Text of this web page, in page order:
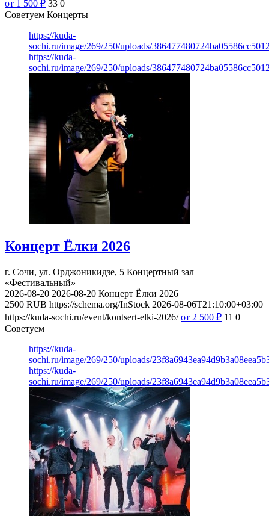
от 1 500 ₽ 33 0
Советуем Концерты
https://kuda-
sochi.ru/image/269/250/uploads/
https://kuda-
sochi.ru/image/269/250/uploads/
Концерт Ёлки 2026
г. Сочи, ул. Орджоникидзе, 5 Концертный зал
«Фестивальный»
2026-08-20 2026-08-20 Концерт Ёлки 2026
2500 RUB https://schema.org/InStock 2026-08-06T21:10:00+03:00
https://kuda-sochi.ru/event/kontsert-elki-2026/ от 2 500 ₽ 11 0
Советуем
https://kuda-
sochi.ru/image/269/250/uploads/
https://kuda-
sochi.ru/image/269/250/uploads/